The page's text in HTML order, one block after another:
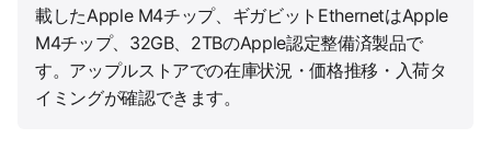
載したApple M4チップ、ギガビットEthernetはApple
M4チップ、32GB、2TBのApple認定整備済製品で
す。アップルストアでの在庫状況・価格推移・入荷タ
イミングが確認できます。